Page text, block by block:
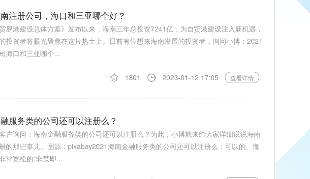
注册公司，海口和三亚哪个好？
易港建设总体方案》发布以来，海南三年总投资7241亿，为自贸港建设注入新机遇，
投资者将眼光聚焦在这片热土上。日前有位想来海南发展的投资者，询问小博：2021
海口和三亚哪个...
1801 2023-01-12 17:05 查看详情
服务类的公司还可以注册么？
户询问：海南金融服务类的公司还可以注册么？为此，小博就来给大家详细说说海南
的那些事儿。图源：pixabay2021海南金融服务类的公司还可以注册么：可以的。海
常宽松的“非禁即...